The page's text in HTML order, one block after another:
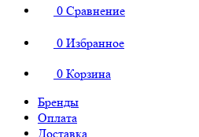
0 Сравнение
0 Избранное
0 Корзина
Бренды
Оплата
Доставка